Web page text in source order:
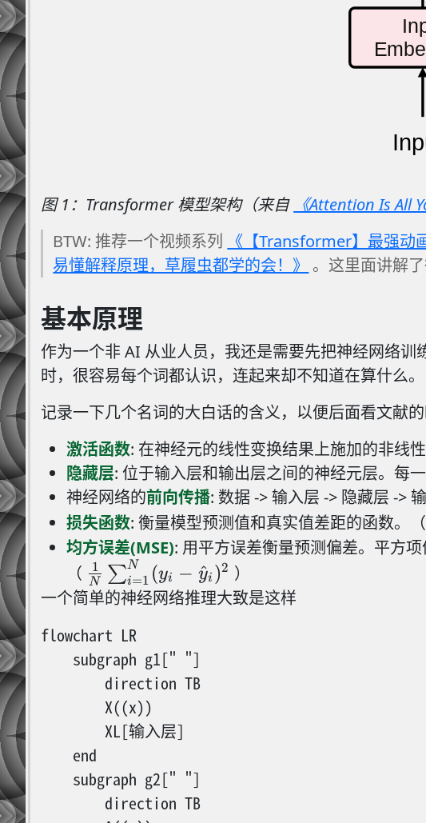
Add
图 1：Transformer 模型架构（来自 《Attention Is All
BTW: 推荐一个视频系列 《【Transformer】最强
易懂解释原理，草履虫都学的会！》 。这里面讲解
基本原理
作为一个非 AI 从业人员，我还是需要先把神经网络
时，很容易每个词都认识，连起来却不知道在算什么
记录一下几个名词的大白话的含义，以便后面看文献的
激活函数: 在神经元的线性变换结果上施加的非线
隐藏层: 位于输入层和输出层之间的神经元层。每
神经网络的前向传播: 数据 -> 输入层 -> 隐藏层 ->
损失函数: 衡量模型预测值和真实值差距的函数。
均方误差(MSE): 用平方误差衡量预测偏差。平方
（ \frac{1}{N}
\sum_{i=1}^{N}
\hat{y}_i)^2
N
1 ∑i=1
N (yi − y
^i )2 ）
一个简单的神经网络推理大致是这样
flowchart LR
    subgraph g1[" "]
        direction TB
        X((x))
        XL[输入层]
    end
    subgraph g2[" "]
        direction TB